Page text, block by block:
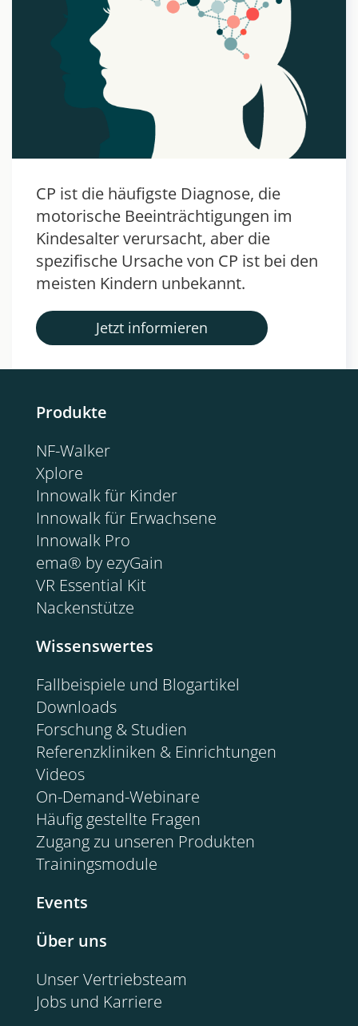
CP ist die häufigste Diagnose, die
motorische Beeinträchtigungen im
Kindesalter verursacht, aber die
spezifische Ursache von CP ist bei den
meisten Kindern unbekannt.
Jetzt informieren
Produkte
NF-Walker
Xplore
Innowalk für Kinder
Innowalk für Erwachsene
Innowalk Pro
ema® by ezyGain
VR Essential Kit
Nackenstütze
Wissenswertes
Fallbeispiele und Blogartikel
Downloads
Forschung & Studien
Referenzkliniken & Einrichtungen
Videos
On-Demand-Webinare
Häufig gestellte Fragen
Zugang zu unseren Produkten
Trainingsmodule
Events
Über uns
Unser Vertriebsteam
Jobs und Karriere